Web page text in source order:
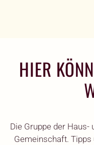
HIER
Die Gruppe der Haus-
Gemeinschaft.